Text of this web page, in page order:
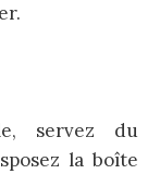
servez du
la boîte